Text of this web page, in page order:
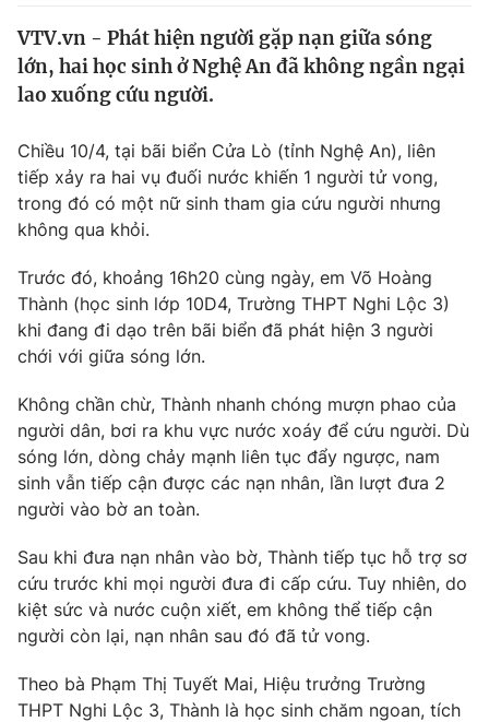
Y tế
Tin tức
Thế giới đó đây
Kinh tế
Tài chính
Thị trường
Góc doanh nghiệp
Dữ liệu và đời sống
Truyền hình
Phim VTV
Hậu trường
Nhân vật
Khán giả
Giải trí
Điện ảnh
Âm nhạc
Sao
Đời sống
Du lịch
Làm đẹp
Chất lượng cuộc sống
Giáo dục
Học trực tuyến
Công nghệ
Hitech Công nghệ tương lai
Sản phẩm
Thị trường
Giao lưu trực tuyến
Lịch phát sóng
Giáo dục
VTV.vn - Phát hiện người gặp nạn giữa sóng
lớn, hai học sinh ở Nghệ An đã không ngần ngại
lao xuống cứu người.
Chiều 10/4, tại bãi biển Cửa Lò (tỉnh Nghệ An), liên
tiếp xảy ra hai vụ đuối nước khiến 1 người tử vong,
trong đó có một nữ sinh tham gia cứu người nhưng
không qua khỏi.
Trước đó, khoảng 16h20 cùng ngày, em Võ Hoàng
Thành (học sinh lớp 10D4, Trường THPT Nghi Lộc 3)
khi đang đi dạo trên bãi biển đã phát hiện 3 người
chới với giữa sóng lớn.
Không chần chừ, Thành nhanh chóng mượn phao của
người dân, bơi ra khu vực nước xoáy để cứu người. Dù
sóng lớn, dòng chảy mạnh liên tục đẩy ngược, nam
sinh vẫn tiếp cận được các nạn nhân, lần lượt đưa 2
người vào bờ an toàn.
Sau khi đưa nạn nhân vào bờ, Thành tiếp tục hỗ trợ sơ
cứu trước khi mọi người đưa đi cấp cứu. Tuy nhiên, do
kiệt sức và nước cuộn xiết, em không thể tiếp cận
người còn lại, nạn nhân sau đó đã tử vong.
Theo bà Phạm Thị Tuyết Mai, Hiệu trưởng Trường
THPT Nghi Lộc 3, Thành là học sinh chăm ngoan, tích